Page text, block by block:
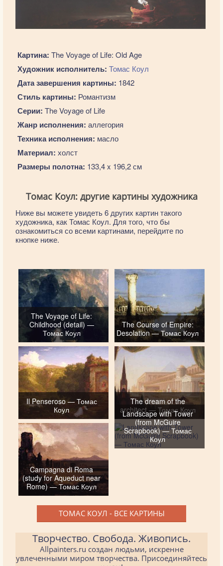
Картина: The Voyage of Life: Old Age
Художник исполнитель: Томас Коул
Дата завершения картины: 1842
Стиль картины: Романтизм
Серии: The Voyage of Life
Жанр исполнения: аллегория
Техника исполнения: масло
Материал: холст
Размеры полотна: 133,4 x 196,2 см
Томас Коул: другие картины художника
Ниже вы можете увидеть 6 других картин такого
художника, как Томас Коул. Для того, что бы
ознакомиться со всеми картинами, перейдите по
кнопке ниже.
The Voyage of Life:
Childhood (detail) —
Томас Коул
The Course of Empire:
Desolation — Томас Коул
Il Penseroso — Томас
Коул
The dream of the
architect — Томас Коул
Campagna di Roma
(study for Aqueduct near
Rome) — Томас Коул
Landscape with Tower
(from McGuire
Scrapbook) — Томас
Коул
ТОМАС КОУЛ - ВСЕ КАРТИНЫ
Творчество. Свобода. Живопись.
Allpainters.ru создан людьми, искренне
увлеченными миром творчества. Присоединяйтесь